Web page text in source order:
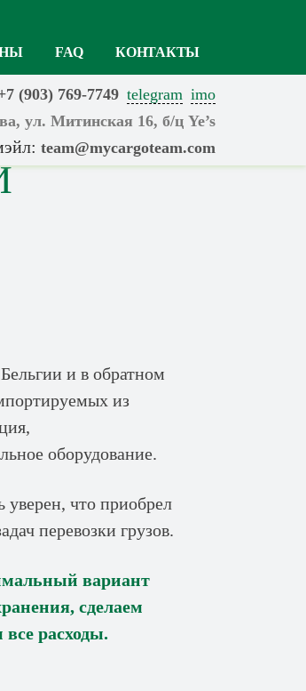
FAQ КОНТАКТЫ
(903) 769-7749 telegram imo
ул. Митинская 16, б/ц Ye’s
team@mycargoteam.сom
и в обратном
из
оборудование.
что приобрел
перевозки грузов.
вариант
сделаем
расходы.